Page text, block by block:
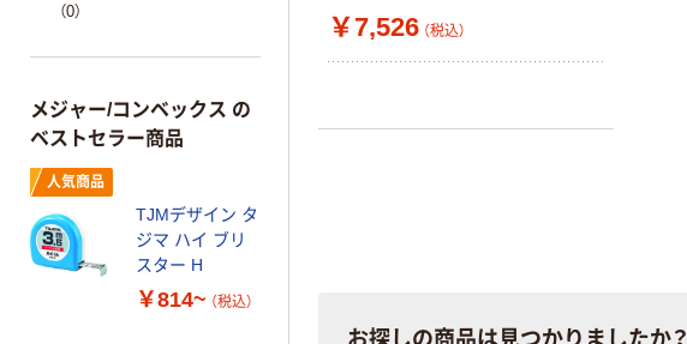
￥7,526 （税込）
（0）
メジャー/コンベックス の
ベストセラー商品
人気商品
TJMデザイン タ
ジマ ハイ ブリ
スター H
￥814~ （税込）